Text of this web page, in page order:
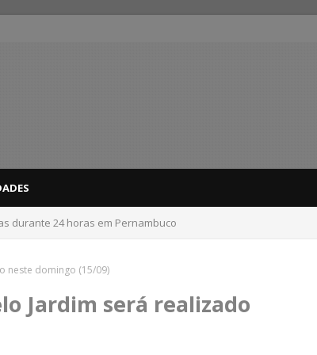
de PE recebem novo alerta amarelo de vendaval
neste domingo (15/09)
Jardim será realizado